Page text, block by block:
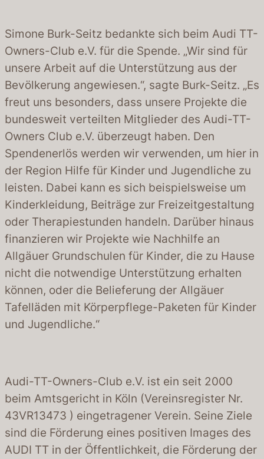
Simone Burk-Seitz bedankte sich beim Audi TT-
Owners-Club e.V. für die Spende. „Wir sind für
unsere Arbeit auf die Unterstützung aus der
Bevölkerung angewiesen.“, sagte Burk-Seitz. „Es
freut uns besonders, dass unsere Projekte die
bundesweit verteilten Mitglieder des Audi-TT-
Owners Club e.V. überzeugt haben. Den
Spendenerlös werden wir verwenden, um hier in
der Region Hilfe für Kinder und Jugendliche zu
leisten. Dabei kann es sich beispielsweise um
Kinderkleidung, Beiträge zur Freizeitgestaltung
oder Therapiestunden handeln. Darüber hinaus
finanzieren wir Projekte wie Nachhilfe an
Allgäuer Grundschulen für Kinder, die zu Hause
nicht die notwendige Unterstützung erhalten
können, oder die Belieferung der Allgäuer
Tafelläden mit Körperpflege-Paketen für Kinder
und Jugendliche.“
Audi-TT-Owners-Club e.V. ist ein seit 2000
beim Amtsgericht in Köln (Vereinsregister Nr.
43VR13473 ) eingetragener Verein. Seine Ziele
sind die Förderung eines positiven Images des
AUDI TT in der Öffentlichkeit, die Förderung der